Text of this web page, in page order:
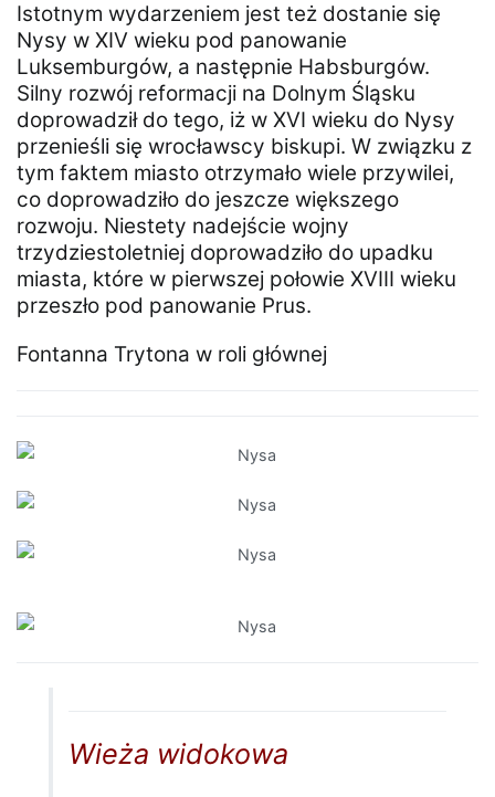
Istotnym wydarzeniem jest też dostanie się
Nysy w XIV wieku pod panowanie
Luksemburgów, a następnie Habsburgów.
Silny rozwój reformacji na Dolnym Śląsku
doprowadził do tego, iż w XVI wieku do Nysy
przenieśli się wrocławscy biskupi. W związku z
tym faktem miasto otrzymało wiele przywilei,
co doprowadziło do jeszcze większego
rozwoju. Niestety nadejście wojny
trzydziestoletniej doprowadziło do upadku
miasta, które w pierwszej połowie XVIII wieku
przeszło pod panowanie Prus.
Fontanna Trytona w roli głównej
Wieża widokowa